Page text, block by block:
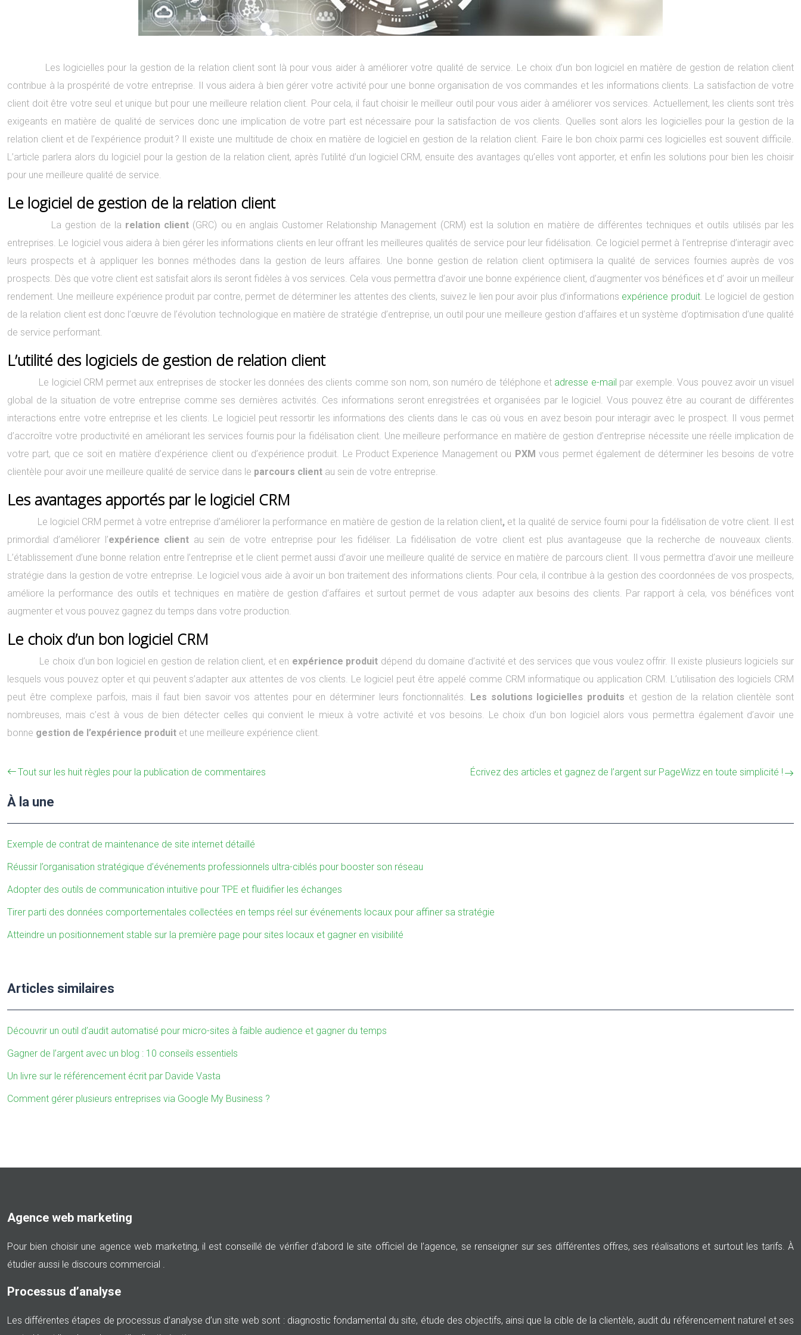
Les logicielles pour la gestion de la relation client sont là pour vous aider à améliorer votre qualité de service. Le choix d’un bon logiciel en matière de gestion de relation client
contribue à la prospérité de votre entreprise. Il vous aidera à bien gérer votre activité pour une bonne organisation de vos commandes et les informations clients. La satisfaction de votre
client doit être votre seul et unique but pour une meilleure relation client. Pour cela, il faut choisir le meilleur outil pour vous aider à améliorer vos services. Actuellement, les clients sont très
exigeants en matière de qualité de services donc une implication de votre part est nécessaire pour la satisfaction de vos clients. Quelles sont alors les logicielles pour la gestion de la
relation client et de l’expérience produit ? Il existe une multitude de choix en matière de logiciel en gestion de la relation client. Faire le bon choix parmi ces logicielles est souvent difficile.
L’article parlera alors du logiciel pour la gestion de la relation client, après l’utilité d’un logiciel CRM, ensuite des avantages qu’elles vont apporter, et enfin les solutions pour bien les choisir
pour une meilleure qualité de service.
Le logiciel de gestion de la relation client
La gestion de la relation client (GRC) ou en anglais Customer Relationship Management (CRM) est la solution en matière de différentes techniques et outils utilisés par les
entreprises. Le logiciel vous aidera à bien gérer les informations clients en leur offrant les meilleures qualités de service pour leur fidélisation. Ce logiciel permet à l’entreprise d’interagir avec
leurs prospects et à appliquer les bonnes méthodes dans la gestion de leurs affaires. Une bonne gestion de relation client optimisera la qualité de services fournies auprès de vos
prospects. Dès que votre client est satisfait alors ils seront fidèles à vos services. Cela vous permettra d’avoir une bonne expérience client, d’augmenter vos bénéfices et d’ avoir un meilleur
rendement. Une meilleure expérience produit par contre, permet de déterminer les attentes des clients, suivez le lien pour avoir plus d’informations expérience produit. Le logiciel de gestion
de la relation client est donc l’œuvre de l’évolution technologique en matière de stratégie d’entreprise, un outil pour une meilleure gestion d’affaires et un système d’optimisation d’une qualité
de service performant.
L’utilité des logiciels de gestion de relation client
Le logiciel CRM permet aux entreprises de stocker les données des clients comme son nom, son numéro de téléphone et adresse e-mail par exemple. Vous pouvez avoir un visuel
global de la situation de votre entreprise comme ses dernières activités. Ces informations seront enregistrées et organisées par le logiciel. Vous pouvez être au courant de différentes
interactions entre votre entreprise et les clients. Le logiciel peut ressortir les informations des clients dans le cas où vous en avez besoin pour interagir avec le prospect. Il vous permet
d’accroître votre productivité en améliorant les services fournis pour la fidélisation client. Une meilleure performance en matière de gestion d’entreprise nécessite une réelle implication de
votre part, que ce soit en matière d’expérience client ou d’expérience produit. Le Product Experience Management ou PXM vous permet également de déterminer les besoins de votre
clientèle pour avoir une meilleure qualité de service dans le parcours client au sein de votre entreprise.
Les avantages apportés par le logiciel CRM
Le logiciel CRM permet à votre entreprise d’améliorer la performance en matière de gestion de la relation client, et la qualité de service fourni pour la fidélisation de votre client. Il est
primordial d’améliorer l’expérience client au sein de votre entreprise pour les fidéliser. La fidélisation de votre client est plus avantageuse que la recherche de nouveaux clients.
L’établissement d’une bonne relation entre l’entreprise et le client permet aussi d’avoir une meilleure qualité de service en matière de parcours client. Il vous permettra d’avoir une meilleure
stratégie dans la gestion de votre entreprise. Le logiciel vous aide à avoir un bon traitement des informations clients. Pour cela, il contribue à la gestion des coordonnées de vos prospects,
améliore la performance des outils et techniques en matière de gestion d’affaires et surtout permet de vous adapter aux besoins des clients. Par rapport à cela, vos bénéfices vont
augmenter et vous pouvez gagnez du temps dans votre production.
Le choix d’un bon logiciel CRM
Le choix d’un bon logiciel en gestion de relation client, et en expérience produit dépend du domaine d’activité et des services que vous voulez offrir. Il existe plusieurs logiciels sur
lesquels vous pouvez opter et qui peuvent s’adapter aux attentes de vos clients. Le logiciel peut être appelé comme CRM informatique ou application CRM. L’utilisation des logiciels CRM
peut être complexe parfois, mais il faut bien savoir vos attentes pour en déterminer leurs fonctionnalités. Les solutions logicielles produits et gestion de la relation clientèle sont
nombreuses, mais c’est à vous de bien détecter celles qui convient le mieux à votre activité et vos besoins. Le choix d’un bon logiciel alors vous permettra également d’avoir une
bonne gestion de l’expérience produit et une meilleure expérience client.
Tout sur les huit règles pour la publication de commentaires Écrivez des articles et gagnez de l’argent sur PageWizz en toute simplicité !
À la une
Exemple de contrat de maintenance de site internet détaillé
Réussir l’organisation stratégique d’événements professionnels ultra-ciblés pour booster son réseau
Adopter des outils de communication intuitive pour TPE et fluidifier les échanges
Tirer parti des données comportementales collectées en temps réel sur événements locaux pour affiner sa stratégie
Atteindre un positionnement stable sur la première page pour sites locaux et gagner en visibilité
Articles similaires
Découvrir un outil d’audit automatisé pour micro-sites à faible audience et gagner du temps
Gagner de l’argent avec un blog : 10 conseils essentiels
Un livre sur le référencement écrit par Davide Vasta
Comment gérer plusieurs entreprises via Google My Business ?
Agence web marketing
Pour bien choisir une agence web marketing, il est conseillé de vérifier d’abord le site officiel de l’agence, se renseigner sur ses différentes offres, ses réalisations et surtout les tarifs. À
étudier aussi le discours commercial .
Processus d’analyse
Les différentes étapes de processus d’analyse d’un site web sont : diagnostic fondamental du site, étude des objectifs, ainsi que la cible de la clientèle, audit du référencement naturel et ses